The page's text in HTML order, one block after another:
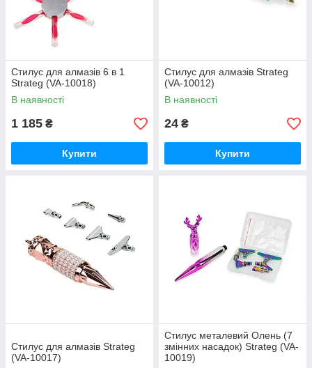
Стилус для алмазів 6 в 1
Strateg (VA-10018)
В наявності
1 185 ₴
Купити
Стилус для алмазів Strateg
(VA-10012)
В наявності
24 ₴
Купити
Стилус для алмазів Strateg
(VA-10017)
Стилус металевий Олень (7
змінних насадок) Strateg (VA-
10019)